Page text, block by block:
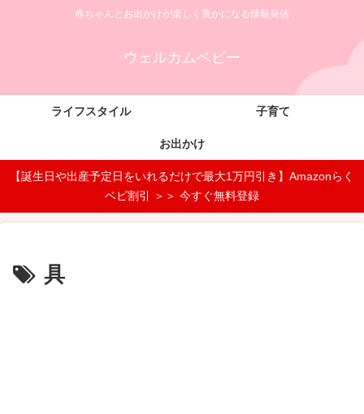
赤ちゃんとお出かけが楽しく豊かになる情報発信
ウェルカムベビー
ライフスタイル 子育て
お出かけ
【誕生日や出産予定日をいれるだけで最大1万円引き】Amazonらく
ベビ割引 ＞＞ 今すぐ無料登録
具